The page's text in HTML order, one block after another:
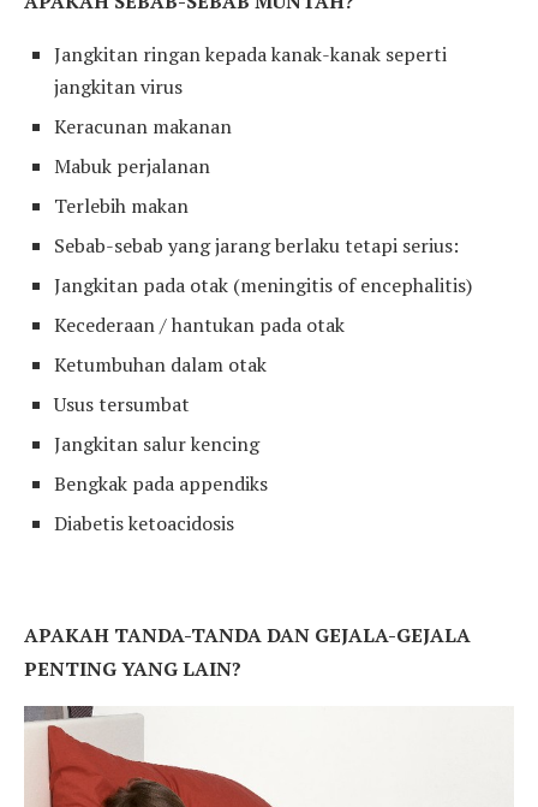
Jangkitan ringan kepada kanak-kanak seperti
jangkitan virus
Keracunan makanan
Mabuk perjalanan
Terlebih makan
Sebab-sebab yang jarang berlaku tetapi serius:
Jangkitan pada otak (meningitis of encephalitis)
Kecederaan / hantukan pada otak
Ketumbuhan dalam otak
Usus tersumbat
Jangkitan salur kencing
Bengkak pada appendiks
Diabetis ketoacidosis
APAKAH TANDA-TANDA DAN GEJALA-GEJALA
PENTING YANG LAIN?